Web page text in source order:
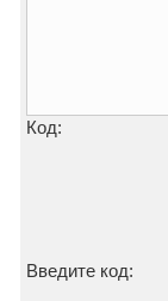
Код:
Введите код: